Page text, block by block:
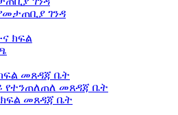
ገንዳ
ክፍል
መጸዳጃ ቤት
የተንጠለጠለ መጸዳጃ ቤት
መጸዳጃ ቤት